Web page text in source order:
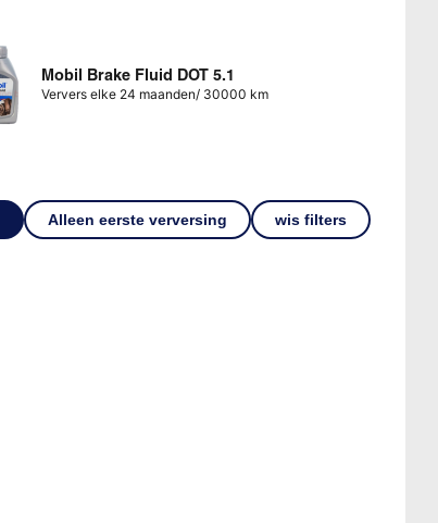
Mobil Brake Fluid DOT 5.1
Ververs elke 24 maanden/ 30000 km
Alleen eerste verversing wis filters